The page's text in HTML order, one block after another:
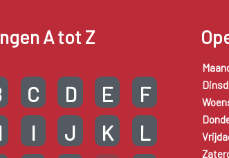
A tot Z
C D E
F
I J K
L